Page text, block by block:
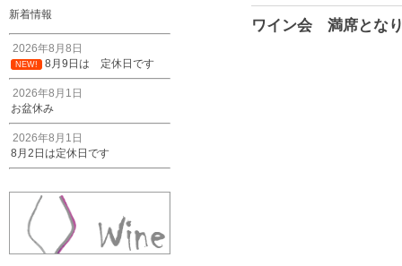
新着情報
2026年8月8日
NEW! 8月9日は 定休日です
2026年8月1日
お盆休み
2026年8月1日
8月2日は定休日です
ワイン会 満席とな